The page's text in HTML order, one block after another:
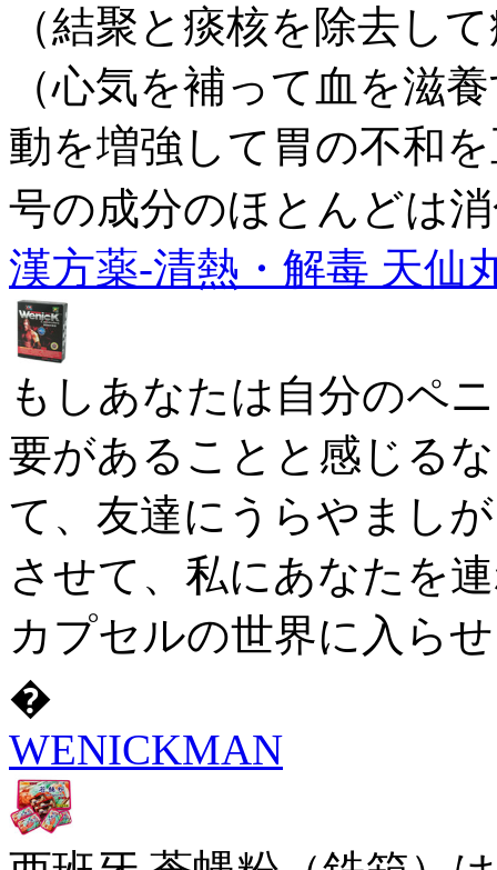
（結聚と痰核を除去し
（心気を補って血を滋
動を増強して胃の不和
号の成分のほとんどは
漢方薬-清熱・解毒 天仙
もしあなたは自分のペ
要があることと感じる
て、友達にうらやまし
させて、私にあなたを
カプセルの世界に入ら
�
WENICKMAN